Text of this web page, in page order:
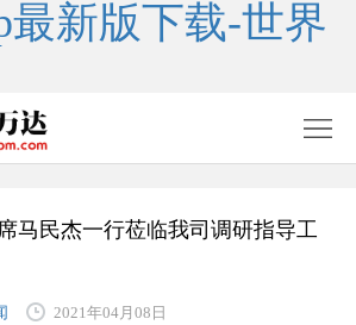
最新版下载-世界
马民杰一行莅临我司调研指导工
2021年04月08日